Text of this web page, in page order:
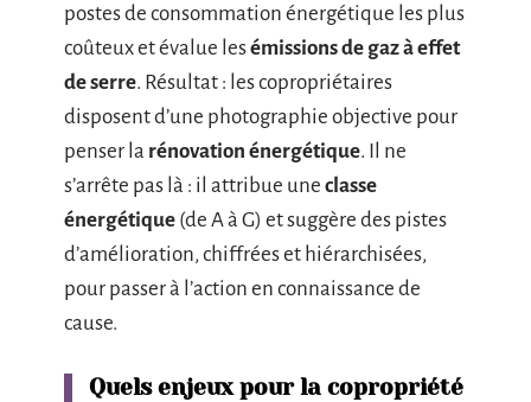
postes de consommation énergétique les plus
coûteux et évalue lesémissions de gaz à effet
de serre. Résultat : les copropriétaires
disposent d’une photographie objective pour
penser la rénovation énergétique. Il ne
s’arrête pas là : il attribue une classe
énergétique (de A à G) et suggère des pistes
d’amélioration, chiffrées et hiérarchisées,
pour passer à l’action en connaissance de
cause.
Quels enjeux pour la copropriété